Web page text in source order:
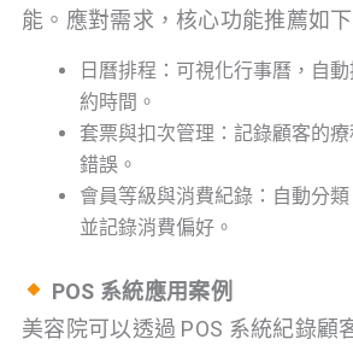
能。應對需求，核心功能推薦如下
日曆排程：可視化行事曆，自
約時間。
套票與扣次管理：記錄顧客的
錯誤。
會員等級與消費紀錄：自動分類
並記錄消費偏好。
POS 系統應用案例
美容院可以透過 POS 系統紀錄顧